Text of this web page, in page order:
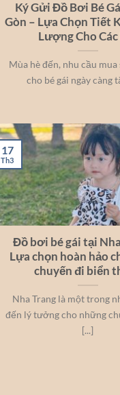
Ký Gửi Đồ Bơi Bé
Gòn – Lựa Chọn Tiết
Lượng Cho
Mùa hè đến, nhu cầu
cho bé gái ngày càng
Đồ bơi bé gái tại
Lựa chọn hoàn hảo
chuyến đi biển
Nha Trang là một trong
đến lý tưởng cho những
[...]
17
Th3